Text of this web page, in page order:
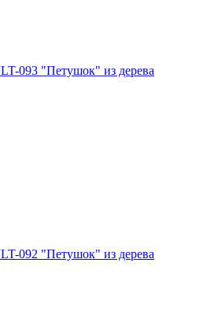
093 "Петушок" из дерева
092 "Петушок" из дерева